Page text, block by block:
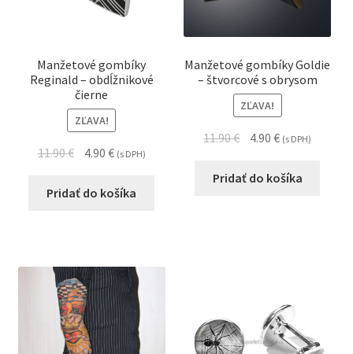
Manžetové gombíky
Reginald – obdĺžnikové
čierne
ZĽAVA!
11.90€ 4.90 € (s DPH)
Pridať do košíka
Manžetové gombíky Goldie
– štvorcové s obrysom
ZĽAVA!
11.90€ 4.90€ (s DPH)
Pridať do košíka